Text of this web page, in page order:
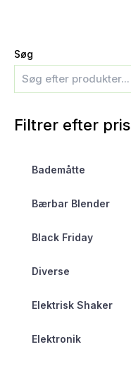
Søg
Filtrer efter pris
Bademåtte
Bærbar Blender
Black Friday
Diverse
Elektrisk Shaker
Elektronik